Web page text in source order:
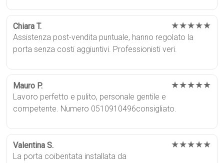
Chiara T. ★★★★★
Assistenza post-vendita puntuale, hanno regolato la
porta senza costi aggiuntivi. Professionisti veri.
Mauro P. ★★★★★
Lavoro perfetto e pulito, personale gentile e
competente. Numero 0510910496consigliato.
Valentina S. ★★★★★
La porta coibentata installata da